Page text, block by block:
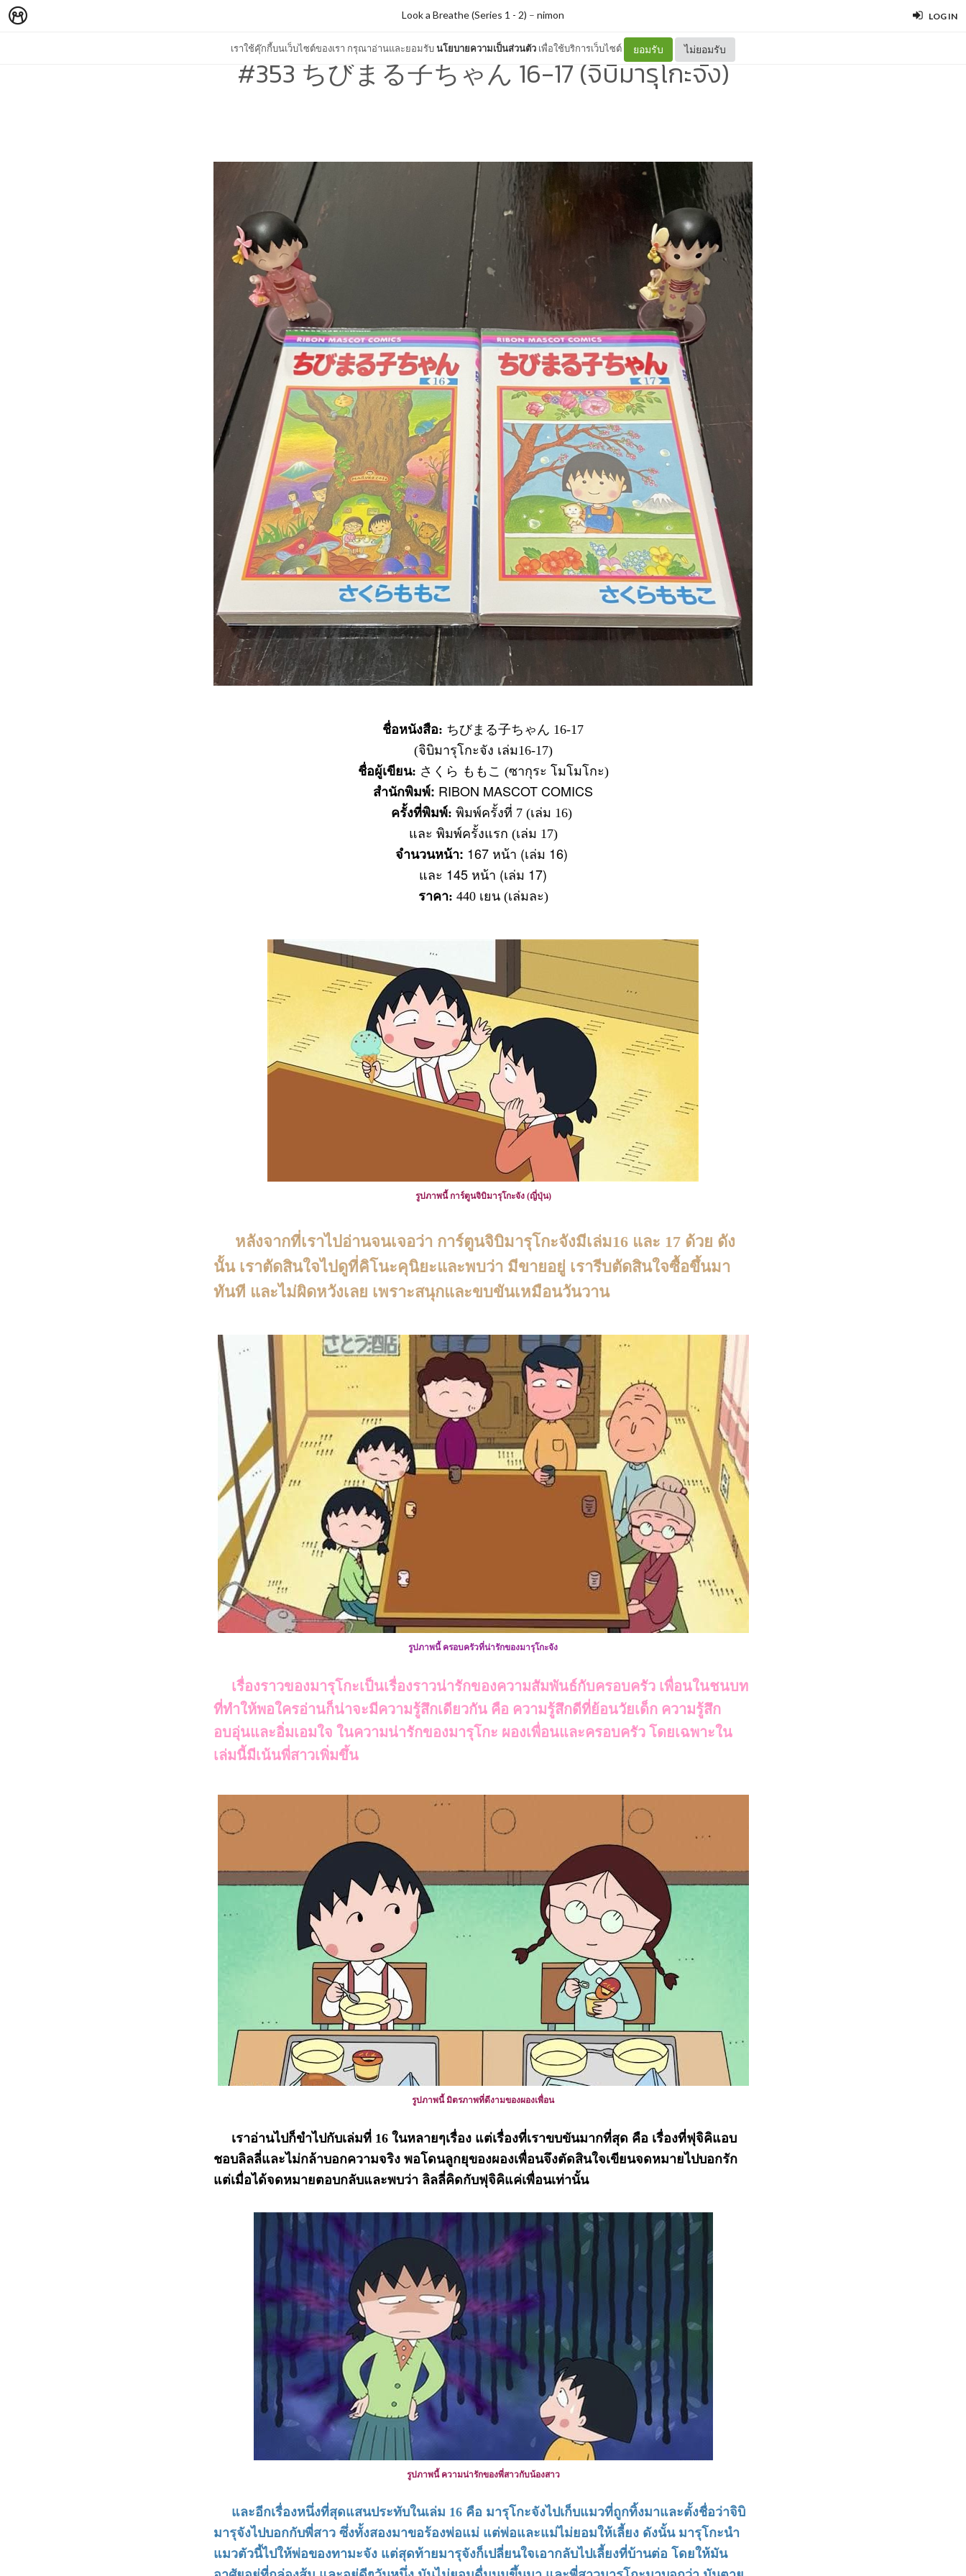
LOG IN
เราใช้คุ๊กกี้บนเว็บไซต์ของเรา กรุณาอ่านและยอมรับนโยบายความเป็นส่วนตัว เพื่อใช้บริการเว็บไซต์ ยอมรับ ไม่ยอมรับ
Look a Breathe (Series 1 - 2) – nimon
#353 ちびまる子ちゃん 16-17 (จิบิมารุโกะจัง)
ชื่อหนังสือ: ちびまる子ちゃん 16-17
(จิบิมารุโกะจัง เล่ม16-17)
ชื่อผู้เขียน: さくら ももこ (ซากุระ โมโมโกะ)
สำนักพิมพ์: RIBON MASCOT COMICS
ครั้งที่พิมพ์: พิมพ์ครั้งที่ 7 (เล่ม 16)
และ พิมพ์ครั้งแรก (เล่ม 17)
จำนวนหน้า: 167 หน้า (เล่ม 16)
และ 145 หน้า (เล่ม 17)
ราคา: 440 เยน (เล่มละ)
รูปภาพนี้ การ์ตูนจิบิมารุโกะจัง (ญี่ปุ่น)
หลังจากที่เราไปอ่านจนเจอว่า การ์ตูนจิบิมารุโกะจังมีเล่ม16 และ 17 ด้วย ดัง
นั้น เราตัดสินใจไปดูที่คิโนะคุนิยะและพบว่า มีขายอยู่ เรารีบตัดสินใจซื้อขึ้นมา
ทันที และไม่ผิดหวังเลย เพราะสนุกและขบขันเหมือนวันวาน
รูปภาพนี้ ครอบครัวที่น่ารักของมารุโกะจัง
เรื่องราวของมารุโกะเป็นเรื่องราวน่ารักของความสัมพันธ์กับครอบครัว เพื่อนในชนบท
ที่ทำให้พอใครอ่านก็น่าจะมีความรู้สึกเดียวกัน คือ ความรู้สึกดีที่ย้อนวัยเด็ก ความรู้สึก
อบอุ่นและอิ่มเอมใจ ในความน่ารักของมารุโกะ ผองเพื่อนและครอบครัว โดยเฉพาะใน
เล่มนี้มีเน้นพี่สาวเพิ่มขึ้น
รูปภาพนี้ มิตรภาพที่ดีงามของผองเพื่อน
เราอ่านไปก็ขำไปกับเล่มที่ 16 ในหลายๆเรื่อง แต่เรื่องที่เราขบขันมากที่สุด คือ เรื่องที่ฟุจิคิแอบ
ชอบลิลลี่และไม่กล้าบอกความจริง พอโดนลูกยุของผองเพื่อนจึงตัดสินใจเขียนจดหมายไปบอกรัก
แต่เมื่อได้จดหมายตอบกลับและพบว่า ลิลลี่คิดกับฟุจิคิแค่เพื่อนเท่านั้น
รูปภาพนี้ ความน่ารักของพี่สาวกับน้องสาว
และอีกเรื่องหนึ่งที่สุดแสนประทับในเล่ม 16 คือ มารุโกะจังไปเก็บแมวที่ถูกทิ้งมาและตั้งชื่อว่าจิบิ
มารุจังไปบอกกับพี่สาว ซึ่งทั้งสองมาขอร้องพ่อแม่ แต่พ่อและแม่ไม่ยอมให้เลี้ยง ดังนั้น มารุโกะนำ
แมวตัวนี้ไปให้พ่อของทามะจัง แต่สุดท้ายมารุจังก็เปลี่ยนใจเอากลับไปเลี้ยงที่บ้านต่อ โดยให้มัน